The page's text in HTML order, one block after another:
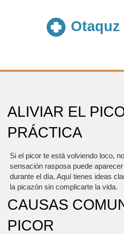
ALIVIAR EL
PRÁCTICA
Si el picor te está volviendo loco,
sensación rasposa puede
durante el día. Aquí tienes ideas
la picazón sin complicarte la vida.
CAUSAS
PICOR